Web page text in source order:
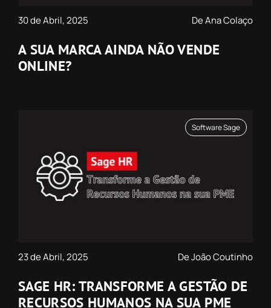
30 de Abril, 2025 De Ana Colaço
A SUA MARCA AINDA NÃO VENDE
ONLINE?
Software Sage
23 de Abril, 2025 De João Coutinho
SAGE HR: TRANSFORME A GESTÃO DE
RECURSOS HUMANOS NA SUA PME